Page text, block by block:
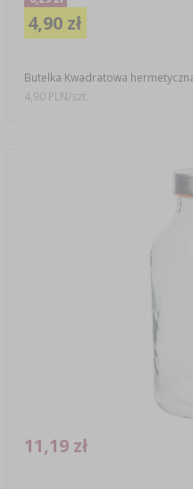
Butelka Kwadratowa
4,90 zł
4,90 PLN/szt.
11,19 zł